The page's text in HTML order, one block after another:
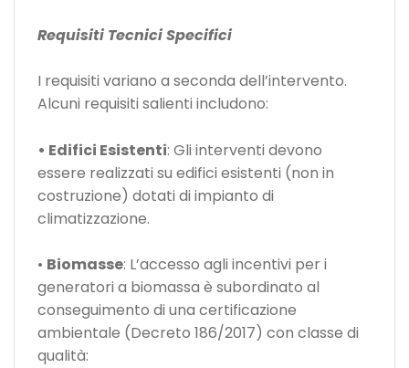
Requisiti Tecnici Specifici
I requisiti variano a seconda dell’intervento.
Alcuni requisiti salienti includono:
• Edifici Esistenti: Gli interventi devono
essere realizzati su edifici esistenti (non in
costruzione) dotati di impianto di
climatizzazione.
• Biomasse: L’accesso agli incentivi per i
generatori a biomassa è subordinato al
conseguimento di una certificazione
ambientale (Decreto 186/2017) con classe di
qualità: